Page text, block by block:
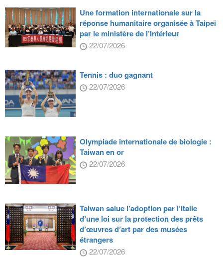
Une formation internationale sur la
réponse humanitaire organisée à Taipei
par le ministère de l’Intérieur
22/07/2026
Tennis : duo gagnant
22/07/2026
Olympiade internationale de biologie :
Taiwan en or
22/07/2026
Taiwan salue l’adoption par l’Italie
d’une loi sur la protection des prêts
d’œuvres d’art par des musées
étrangers
22/07/2026